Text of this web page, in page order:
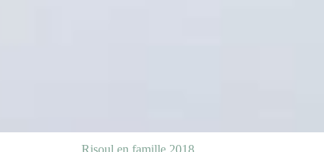
Risoul en famille 2018